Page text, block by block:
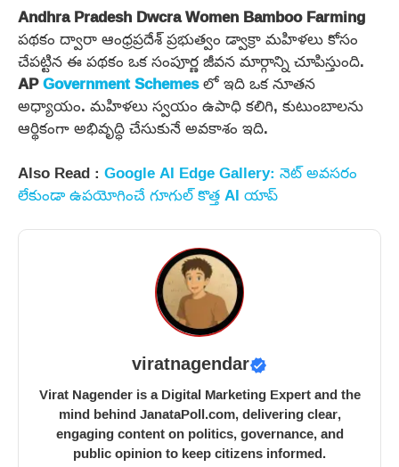
Andhra Pradesh Dwcra Women Bamboo Farming
పథకం ద్వారా ఆంధ్రప్రదేశ్ ప్రభుత్వం డ్వాక్రా మహిళలు కోసం
చేపట్టిన ఈ పథకం ఒక సంపూర్ణ జీవన మార్గాన్ని చూపిస్తుంది.
APGovernment Schemesలో ఇది ఒక నూతన
అధ్యాయం. మహిళలు స్వయం ఉపాధి కలిగి, కుటుంబాలను
ఆర్థికంగా అభివృద్ధి చేసుకునే అవకాశం ఇది.
Also Read : Google AI Edge Gallery: నెట్ అవసరం
లేకుండా ఉపయోగించే గూగుల్ కొత్త AI యాప్
viratnagendar
Virat Nagender is a Digital Marketing Expert and the
mind behind JanataPoll.com, delivering clear,
engaging content on politics, governance, and
public opinion to keep citizens informed.